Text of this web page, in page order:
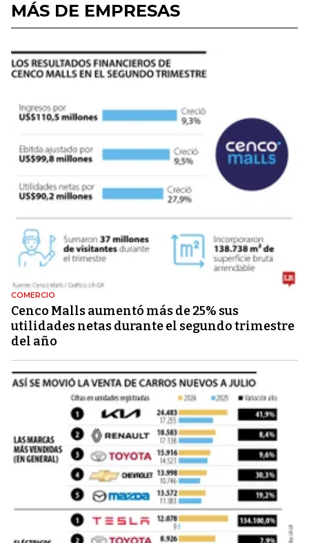
MÁS DE EMPRESAS
COMERCIO
Cenco Malls aumentó más de 25% sus
utilidades netas durante el segundo trimestre
del año